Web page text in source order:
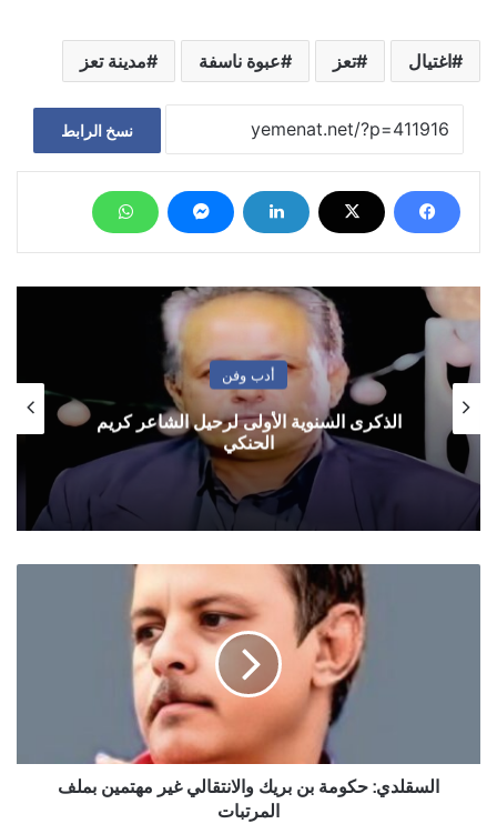
اغتيال تعز عبوة ناسفة مدينة تعز
نسخ الرابط
أدب وفن
الذكرى السنوية الأولى لرحيل الشاعر كريم
الحنكي
المرتبات
السقلدي: حكومة بن بريك والانتقالي غير مهتمين بملف
المرتبات